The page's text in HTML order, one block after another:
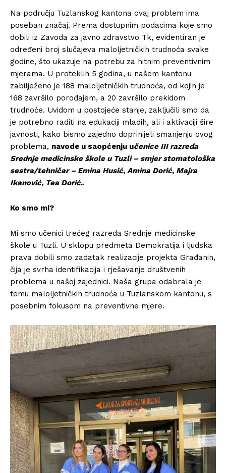
Na području Tuzlanskog kantona ovaj problem ima
poseban značaj. Prema dostupnim podacima koje smo
dobili iz Zavoda za javno zdravstvo Tk, evidentiran je
određeni broj slučajeva maloljetničkih trudnoća svake
godine, što ukazuje na potrebu za hitnim preventivnim
mjerama. U proteklih 5 godina, u našem kantonu
zabilježeno je 188 maloljetničkih trudnoća, od kojih je
168 završilo porođajem, a 20 završilo prekidom
trudnoće. Uvidom u postojeće stanje, zaključili smo da
je potrebno raditi na edukaciji mladih, ali i aktivaciji šire
javnosti, kako bismo zajedno doprinijeli smanjenju ovog
problema, navode u saopćenju učenice III razreda
Srednje medicinske škole u Tuzli – smjer stomatološka
sestra/tehničar – Emina Husić, Amina Dorić, Majra
Ikanović, Tea Dorić..
Ko smo mi?
Mi smo učenici trećeg razreda Srednje medicinske
škole u Tuzli. U sklopu predmeta Demokratija i ljudska
prava dobili smo zadatak realizacije projekta Građanin,
čija je svrha identifikacija i rješavanje društvenih
problema u našoj zajednici. Naša grupa odabrala je
temu maloljetničkih trudnoća u Tuzlanskom kantonu, s
posebnim fokusom na preventivne mjere.